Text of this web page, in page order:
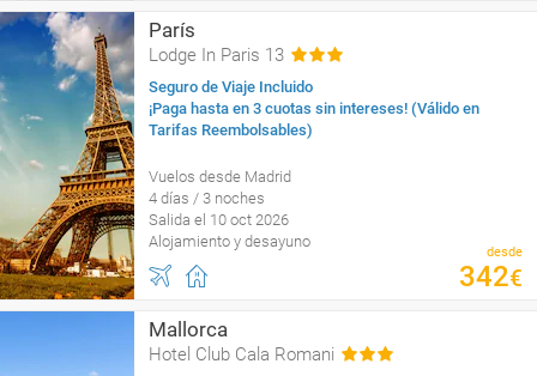
París
Lodge In Paris 13
Seguro de Viaje Incluido
¡Paga hasta en 3 cuotas sin intereses! (Válido en
Tarifas Reembolsables)
Vuelos desde Madrid
4 días / 3 noches
Salida el 10 oct 2026
Alojamiento y desayuno
desde
342€
Mallorca
Hotel Club Cala Romani